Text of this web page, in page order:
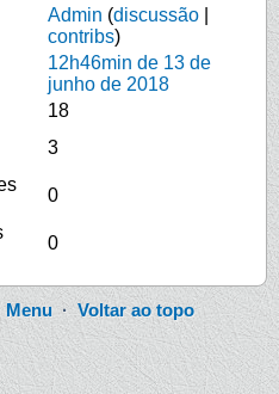
Admin (discussão
contribs)
12h46min de 13 de
junho de 2018
18
3
0
0
Menu ·Voltar ao topo